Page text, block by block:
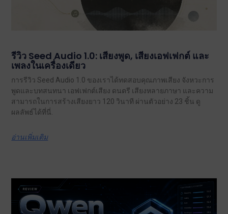
รีวิว Seed Audio 1.0: เสียงพูด, เสียงเอฟเฟกต์ และ
เพลงในเครื่องเดียว
การรีวิว Seed Audio 1.0 ของเราได้ทดสอบคุณภาพเสียง จังหวะการ
พูดและบทสนทนา เอฟเฟกต์เสียง ดนตรี เสียงหลายภาษา และความ
สามารถในการสร้างเสียงยาว 120 วินาที ผ่านตัวอย่าง 23 ชิ้น ดู
ผลลัพธ์ได้ที่นี่.
อ่านเพิ่มเติม